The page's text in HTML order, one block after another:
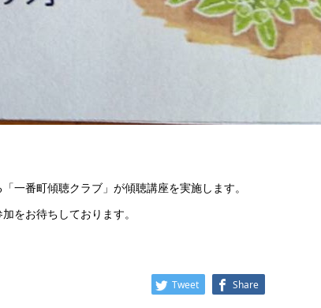
一番町傾聴クラブ」が傾聴講座を実施します。
をお待ちしております。
Tweet Share